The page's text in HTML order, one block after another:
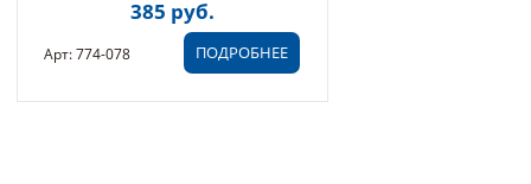
385 руб.
ПОДРОБНЕЕ
Арт: 774-078